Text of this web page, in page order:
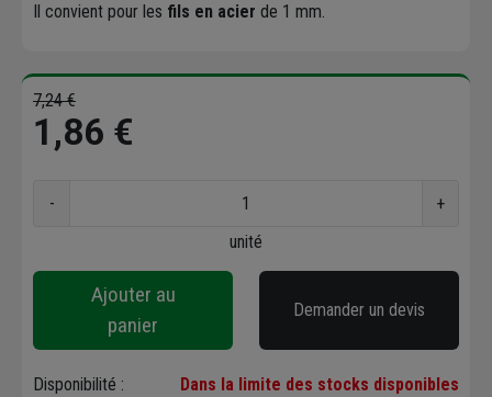
Il convient pour les fils en acier de 1 mm.
7,24 €
1,86 €
-
+
unité
Ajouter au
panier
Demander un devis
Disponibilité : Dans la limite des stocks disponibles